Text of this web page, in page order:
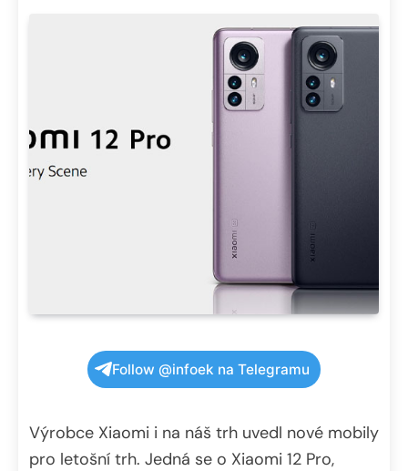
Follow @infoek na Telegramu
Výrobce Xiaomi i na náš trh uvedl nové mobily
pro letošní trh. Jedná se o Xiaomi 12 Pro,